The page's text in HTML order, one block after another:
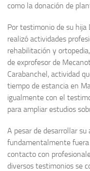
como la donación de
Por testimonio de su hija
realizó actividades
rehabilitación y
de exprofesor de
Carabanchel, actividad
tiempo de estancia en
igualmente con el
para ampliar estudios
A pesar de desarrollar
fundamentalmente
contacto con
diversos testimonios se